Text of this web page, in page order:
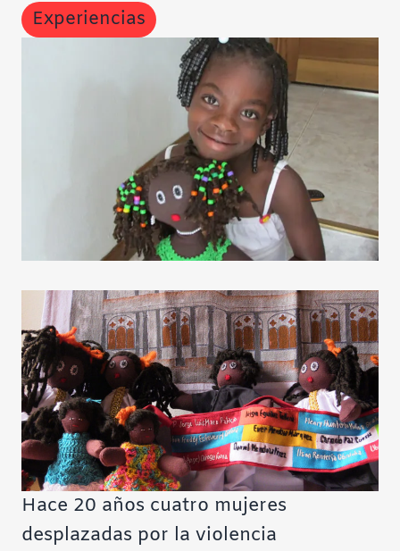
Experiencias
Hace 20 años cuatro mujeres
desplazadas por la violencia
Contraste negativo
Fondo claro
Subrayar enlaces
Fuente legible